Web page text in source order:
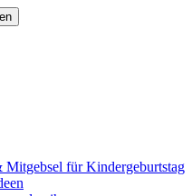
Mitgebsel für Kindergeburtstag